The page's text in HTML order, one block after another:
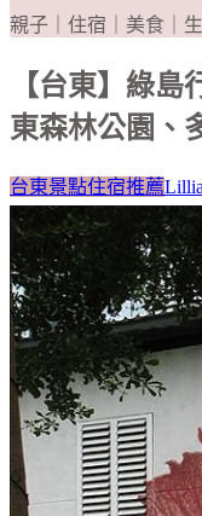
親子｜住宿｜美食｜
【台東】綠
東森林公園、
台東景點住宿推薦